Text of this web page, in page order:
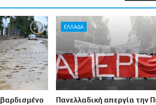
ΕΛΛΑΔΑ
Πανελλαδική απεργία την